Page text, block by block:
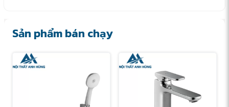
Sản phẩm bán chạy